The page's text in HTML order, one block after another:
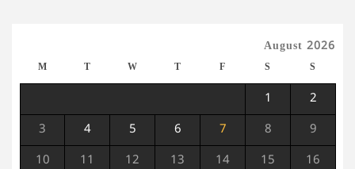
August 2026
M T W T F S S
1 2
3 4 5 6 7 8 9
10 11 12 13 14 15 16